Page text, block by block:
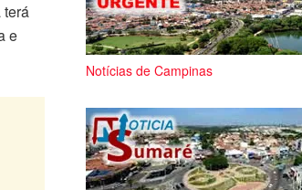
terá
e
Notícias de Campinas